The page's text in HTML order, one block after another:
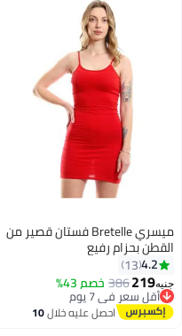
ميسري Bretelle فستان قصير من
القطن بحزام رفيع
4.2
13
جنيه219
386 خصم 43%
أقل سعر في 7 يوم
توصيل مجاني
أقل سعر في 7 يوم
احصل عليه خلال10